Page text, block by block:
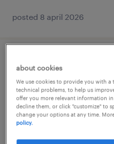
posted 8 april 2026
化学・素材の検査、仕
梱包、検品
栃木県那須郡那珂川町,
temporary
¥1230.00 per hour
about cookies
We use cookies to provide you with
technical problems, to help us
offer you more relevant information
decline them, or click "customize" to
change your options at any time.
policy.